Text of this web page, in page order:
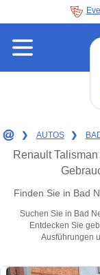
❯ AUTOS ❯
Renault
Finden Sie in Bad
Suchen Sie in Bad
Entdecken Sie
Ausführungen